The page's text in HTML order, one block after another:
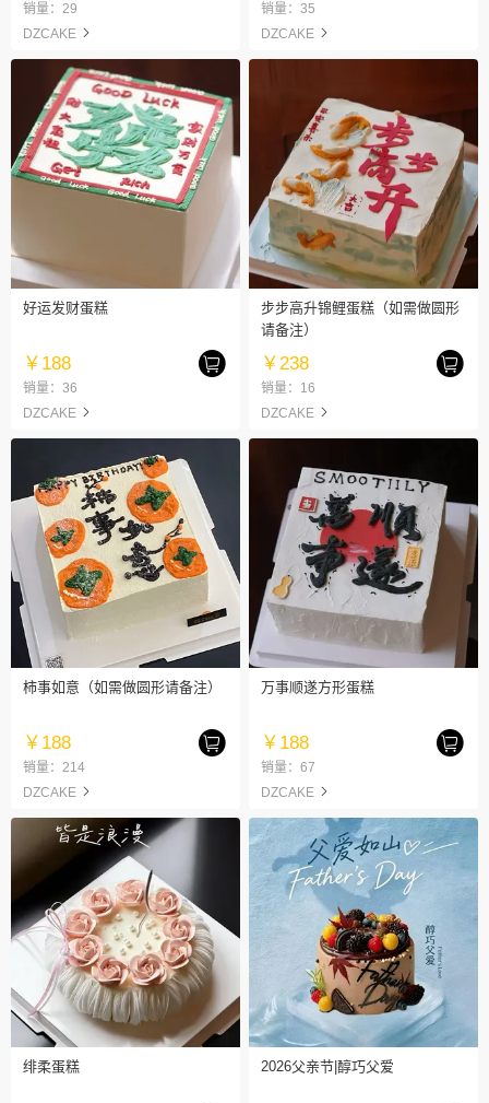
销量：29
DZCAKE
销量：35
DZCAKE
好运发财蛋糕
￥188
销量：36
DZCAKE
步步高升锦鲤蛋糕（如需做圆形
请备注）
￥238
销量：16
DZCAKE
柿事如意（如需做圆形请备注）
￥188
销量：214
DZCAKE
万事顺遂方形蛋糕
￥188
销量：67
DZCAKE
绯柔蛋糕 2026父亲节|醇巧父爱